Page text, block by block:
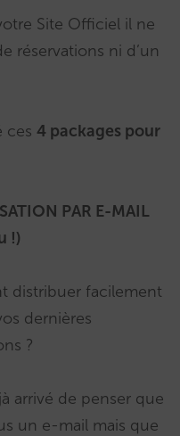
Site Officiel il ne
réservations ni d’un
ces 4 packages pour
PAR E-MAIL
!)
distribuer facilement
dernières
?
arrivé de penser que
un e-mail mais que